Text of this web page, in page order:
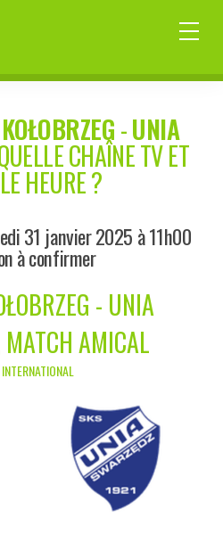
-UNIA
CHAÎNE TV ET
HEURE ?
31 janvier 2025 à 11h00
à confirmer
- UNIA
MATCH AMICAL